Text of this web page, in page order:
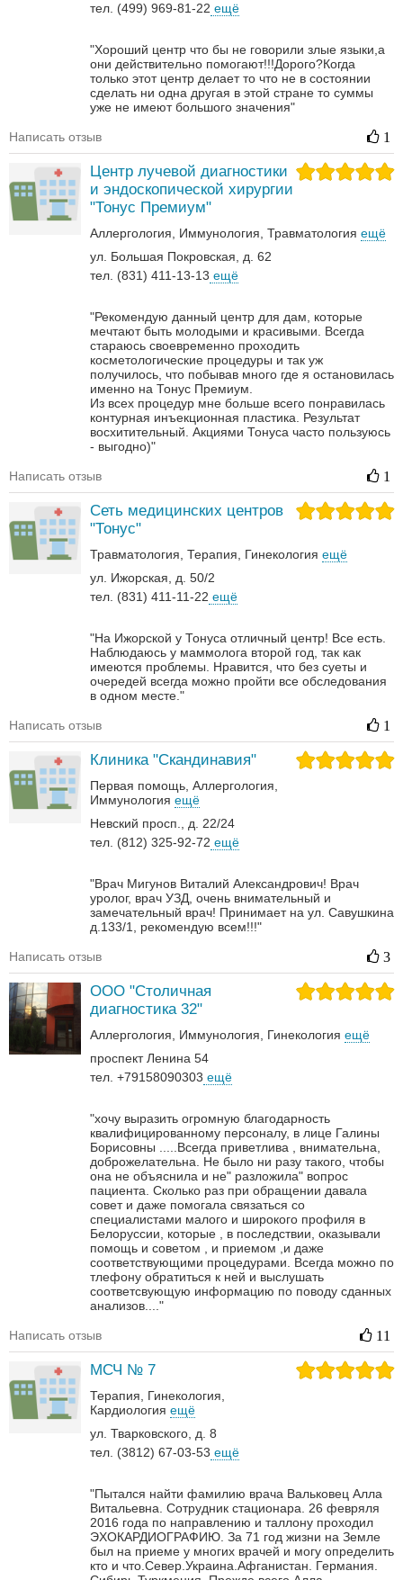
тел. (499) 969-81-22 ещё
"Хороший центр что бы не говорили злые языки,а
они действительно помогают!!!Дорого?Когда
только этот центр делает то что не в состоянии
сделать ни одна другая в этой стране то суммы
уже не имеют большого значения"
Написать отзыв 1
Центр лучевой диагностики
и эндоскопической хирургии
"Тонус Премиум"
Аллергология Иммунология Травматология ещё
ул. Большая Покровская, д. 62
тел. (831) 411-13-13 ещё
"Рекомендую данный центр для дам, которые
мечтают быть молодыми и красивыми. Всегда
стараюсь своевременно проходить
косметологические процедуры и так уж
получилось, что побывав много где я остановилась
именно на Тонус Премиум.
Из всех процедур мне больше всего понравилась
контурная инъекционная пластика. Результат
восхитительный. Акциями Тонуса часто пользуюсь
- выгодно)"
Написать отзыв 1
Сеть медицинских центров
"Тонус"
Травматология Терапия Гинекология ещё
ул. Ижорская, д. 50/2
тел. (831) 411-11-22 ещё
"На Ижорской у Тонуса отличный центр! Все есть.
Наблюдаюсь у маммолога второй год, так как
имеются проблемы. Нравится, что без суеты и
очередей всегда можно пройти все обследования
в одном месте."
Написать отзыв 1
Клиника "Скандинавия"
Первая помощь Аллергология
Иммунология ещё
Невский просп., д. 22/24
тел. (812) 325-92-72 ещё
"Врач Мигунов Виталий Александрович! Врач
уролог, врач УЗД, очень внимательный и
замечательный врач! Принимает на ул. Савушкина
д.133/1, рекомендую всем!!!"
Написать отзыв 3
ООО "Столичная
диагностика 32"
Аллергология Иммунология Гинекология ещё
проспект Ленина 54
тел. +79158090303 ещё
"хочу выразить огромную благодарность
квалифицированному персоналу, в лице Галины
Борисовны .....Всегда приветлива , внимательна,
доброжелательна. Не было ни разу такого, чтобы
она не объяснила и не" разложила" вопрос
пациента. Сколько раз при обращении давала
совет и даже помогала связаться со
специалистами малого и широкого профиля в
Белоруссии, которые , в последствии, оказывали
помощь и советом , и приемом ,и даже
соответствующими процедурами. Всегда можно по
тлефону обратиться к ней и выслушать
соответсвующую информацию по поводу сданных
анализов...."
Написать отзыв 11
МСЧ № 7
Терапия
Гинекология
Кардиология ещё
ул. Тварковского, д. 8
тел. (3812) 67-03-53 ещё
"Пытался найти фамилию врача Вальковец Алла
Витальевна. Сотрудник стационара. 26 февряля
2016 года по направлению и таллону проходил
ЭХОКАРДИОГРАФИЮ. За 71 год жизни на Земле
был на приеме у многих врачей и могу определить
кто и что.Север.Украина.Афганистан. Германия.